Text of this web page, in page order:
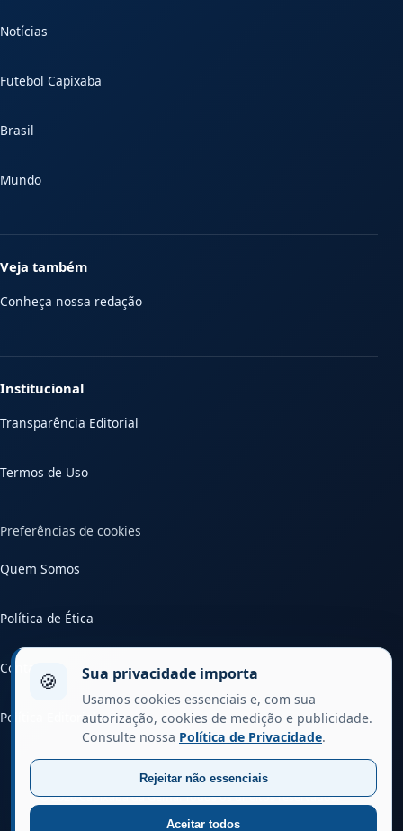
Notícias
Futebol Capixaba
Brasil
Mundo
Veja também
Conheça nossa redação
Institucional
Transparência Editorial
Termos de Uso
Preferências de cookies
Quem Somos
Política de Ética
Contato
Política Editorial
© 2026 Capixaba da Gema. Todos os direitos reservados.
🍪 Sua privacidade importa
Usamos cookies essenciais e, com sua
autorização, cookies de medição e publicidade.
Consulte nossa Política de Privacidade.
Aceitar todos
Rejeitar não essenciais